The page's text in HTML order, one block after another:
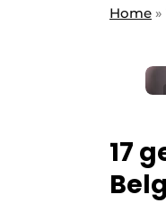
Home »
17